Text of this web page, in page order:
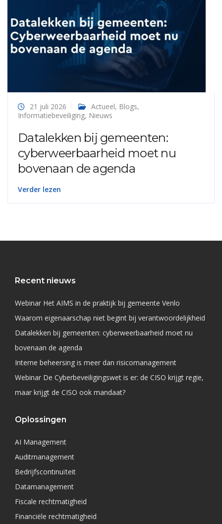
21 juli 2026 Actueel, Blogs,
Informatiebeveiliging, Nieuws
Datalekken bij gemeenten:
cyberweerbaarheid moet nu
bovenaan de agenda
Verder lezen
Recent nieuws
Webinar Het AIMS in de praktijk bij gemeente Venlo
Waarom eigenaarschap niet begint bij verantwoordelijkheid
Datalekken bij gemeenten: cyberweerbaarheid moet nu
bovenaan de agenda
Interne beheersing is meer dan risicomanagement
Webinar De Cyberbeveiligingswet is er: de CISO krijgt regie,
maar krijgt de CISO ook mandaat?
Oplossingen
AI Management
Auditmanagement
Bedrijfscontinuïteit
Datamanagement
Fiscale rechtmatigheid
Financiële rechtmatigheid